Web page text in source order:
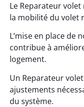
Le Reparateur
la mobilité du volet
L’mise en place de
contribue à
logement.
Un Reparateur
ajustements
du système.